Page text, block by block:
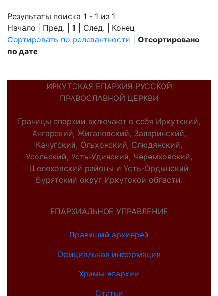
Результаты поиска 1 - 1 из 1
Начало | Пред. | 1 | След. | Конец
Сортировать по релевантности
Отсортировано
по дате
ИРКУТСКАЯ ЕПАРХИЯ РУССКОЙ
ПРАВОСЛАВНОЙ ЦЕРКВИ
Границы епархии включают в себя Иркутский,
Ангарский, Жигаловский, Заларинский,
Качугский, Ольхонский, Слюдянский,
Усольский, Усть-Удинский, Черемховский,
Шелеховский районы и Усть-Ордынский
Бурятский округ Иркутской области.
ЕПАРХИАЛЬНОЕ УПРАВЛЕНИЕ
Правящий архиерей
Официальная информация
Храмы епархии
Статьи